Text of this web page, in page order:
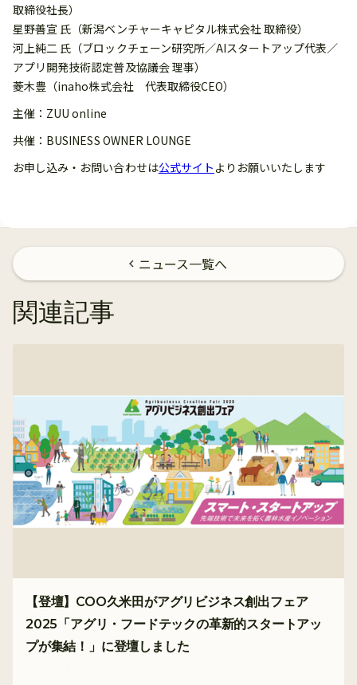
取締役社長）
星野善宣 氏（新潟ベンチャーキャピタル株式会社 取締役）
河上純二 氏（ブロックチェーン研究所／AIスタートアップ代表／
アプリ開発技術認定普及協議会 理事）
菱木豊（inaho株式会社 代表取締役CEO）
主催：ZUU online
共催：BUSINESS OWNER LOUNGE
お申し込み・お問い合わせは公式サイト よりお願いいたします
chevron_left ニュース一覧へ
関連記事
【登壇】COO久米田がアグリビジネス創出フェア
2025「アグリ・フードテックの革新的スタートアッ
プが集結！」に登壇しました